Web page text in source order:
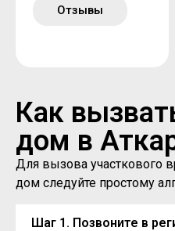
Отзывы
Как
дом в
Для вызова участкового
дом следуйте простому
Шаг 1. Позвоните в